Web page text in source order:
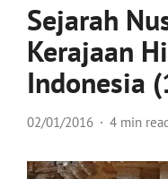
Sejarah
Kerajaan
Indonesia
02/01/2016 4 min